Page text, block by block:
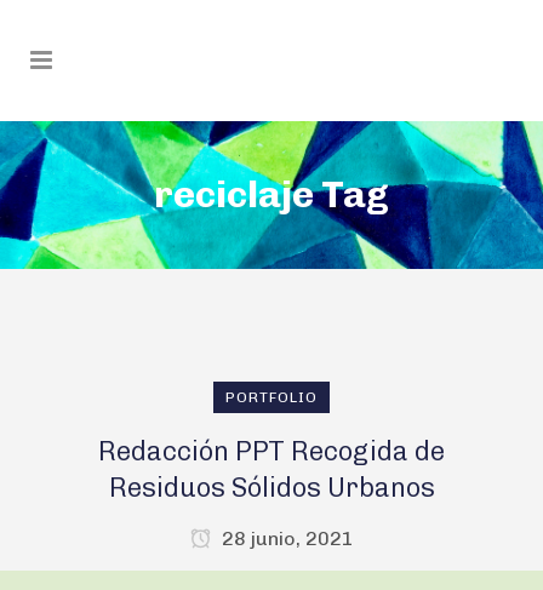
reciclaje Tag
PORTFOLIO
Redacción PPT Recogida de
Residuos Sólidos Urbanos
28 junio, 2021